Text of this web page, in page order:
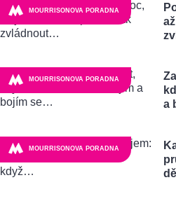
MOURRISONOVA PORADNA
MOURRISONOVA PORADNA
a
MOURRISONOVA PORADNA